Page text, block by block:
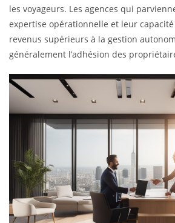
les voyageurs. Les agences qui
expertise opérationnelle et leur
revenus supérieurs à la gestion
généralement l’adhésion des